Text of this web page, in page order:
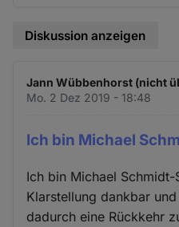
Diskussion anzeigen
Jann Wübbenhorst (nicht
Mo. 2 Dez 2019 - 18:48
Ich bin Michael
Ich bin Michael
Klarstellung dankbar
dadurch eine Rückkehr